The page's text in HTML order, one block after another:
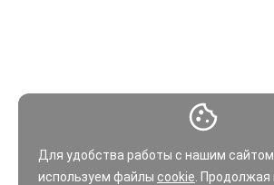
Для удобства работы с нашим
используем файлы cookie .